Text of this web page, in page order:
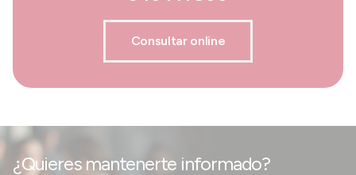
Consultar online
¿Quieres mantenerte informado?